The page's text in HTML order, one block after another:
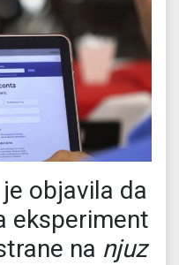
objavila da
eksperiment
na njuz